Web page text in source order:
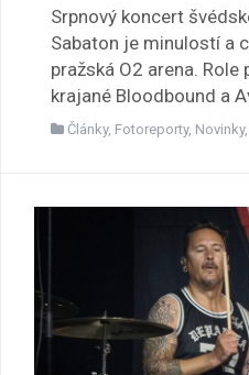
Srpnový koncert
Sabaton je minulostí a
pražská O2 arena.
krajané Bloodbound a
Články, Fotoreporty, Novinky,